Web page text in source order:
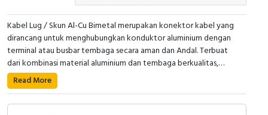
Inductive Sensors
Photoelectric
Cam Switch
Kabel Lug / Skun Al-Cu Bimetal merupakan konektor kabel yang
dirancang untuk menghubungkan konduktor aluminium dengan
terminal atau busbar tembaga secara aman dan Andal. Terbuat
dari kombinasi material aluminium dan tembaga berkualitas,
produk ini membantu mengurangi risiko korosi galvanis pada
sambungan dua jenis logam yang berbeda sehingga menghasilkan
koneksi listrik yang stabil dan tahan lama. Cocok digunakan pada
• Tipe Produk : Kabel Lug / Skun Bimetal
• Ukuran kabel: 300mm
• Ukuran baut : 12mm
Read More